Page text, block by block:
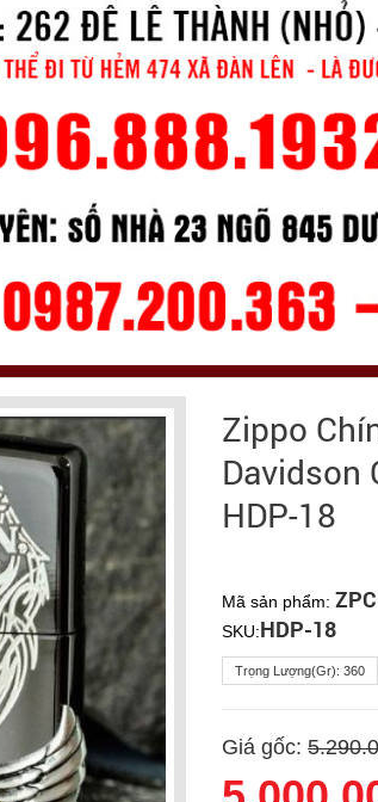
Zippo
Davidson
HDP-18
Mã sản phẩm:
SKU:HDP-18
Trọng Lượng(gr):360
Giá gốc: